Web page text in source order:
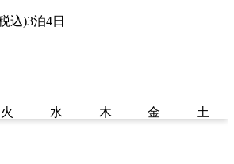
込)3泊4日
火 水 木 金 土